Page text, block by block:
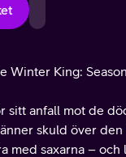
Winter King:
sitt anfall mot de
skuld över
med saxarna – och